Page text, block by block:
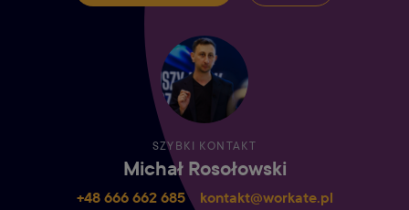
SZYBKI KONTAKT
Michał Rosołowski
+48 666 662 685‬ kontakt@workate.pl